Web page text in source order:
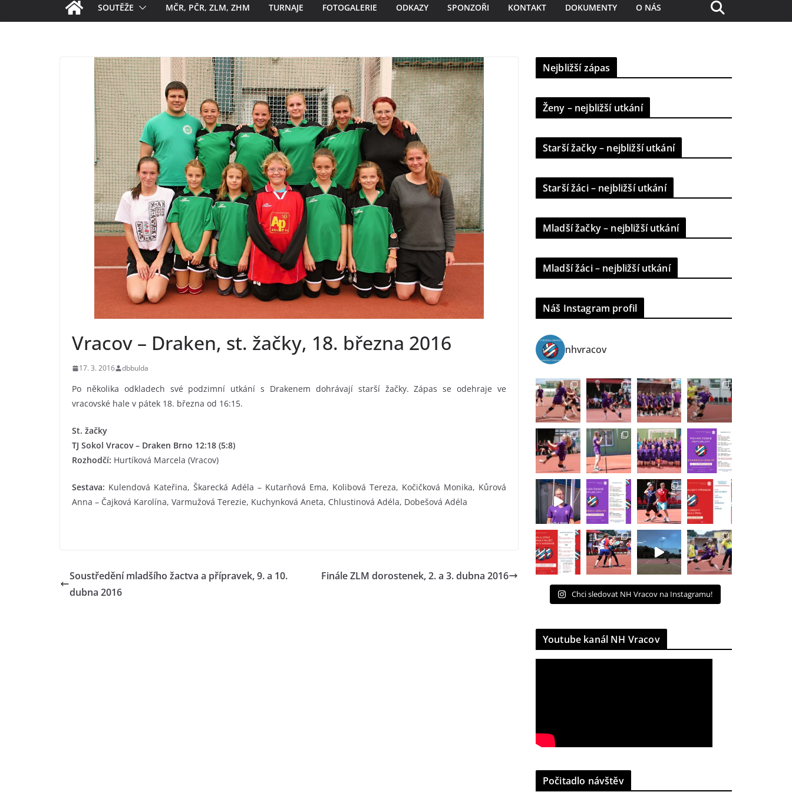
SOUTĚŽE MČR, PČR, ZLM, ZHM TURNAJE FOTOGALERIE ODKAZY SPONZOŘI KONTAKT DOKUMENTY O NÁS
Vracov – Draken, st. žačky, 18. března 2016
17. 3. 2016 dbbulda
Po několika odkladech své podzimní utkání s Drakenem dohrávají starší žačky. Zápas se odehraje ve
vracovské hale v pátek 18. března od 16:15.
St. žačky
TJ Sokol Vracov – Draken Brno 12:18 (5:8)
Rozhodčí: Hurtíková Marcela (Vracov)
Sestava: Kulendová Kateřina, Škarecká Adéla – Kutarňová Ema, Kolibová Tereza, Kočičková Monika, Kůrová
Anna – Čajková Karolína, Varmužová Terezie, Kuchynková Aneta, Chlustinová Adéla, Dobešová Adéla
Soustředění mladšího žactva a přípravek, 9. a 10.
dubna 2016
Finále ZLM dorostenek, 2. a 3. dubna 2016
Nejbližší zápas
Ženy – nejbližší utkání
Starší žačky – nejbližší utkání
Starší žáci – nejbližší utkání
Mladší žačky – nejbližší utkání
Mladší žáci – nejbližší utkání
Náš Instagram profil
nhvracov
Chci sledovat NH Vracov na Instagramu!
Youtube kanál NH Vracov
Počitadlo návštěv